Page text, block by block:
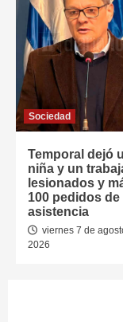
Sociedad
Temporal dejó
niña y un
lesionados y
100 pedidos de
asistencia
viernes 7 de
2026